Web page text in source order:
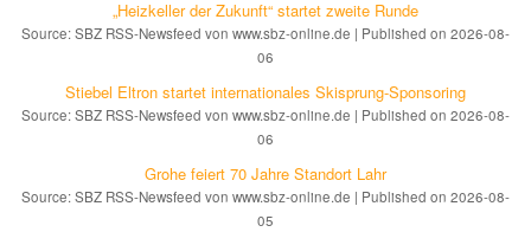
„Heizkeller der Zu­kunft“ star­tet zwei­te Run­de
Source: SBZ RSS-Newsfeed von www.sbz-online.de
Published on 2026-08-
06
Stiebel Eltron startet internatio­nales Ski­sprung-Spon­soring
Source: SBZ RSS-Newsfeed von www.sbz-online.de
Published on 2026-08-
06
Grohe feiert 70 Jahre Standort Lahr
Source: SBZ RSS-Newsfeed von www.sbz-online.de
Published on 2026-08-
05